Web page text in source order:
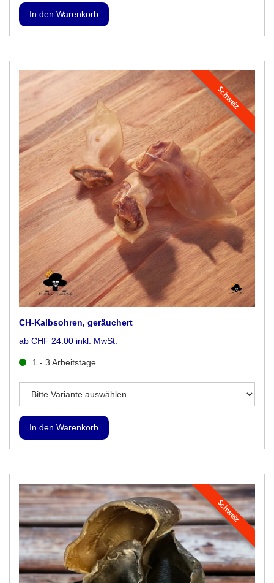
Schweiz
CH-Kalbsohren, geräuchert
ab CHF 24.00 inkl. MwSt.
1 - 3 Arbeitstage
Schweiz